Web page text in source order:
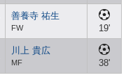
善養寺 祐生
FW 19'
川上 貴広
MF 38'